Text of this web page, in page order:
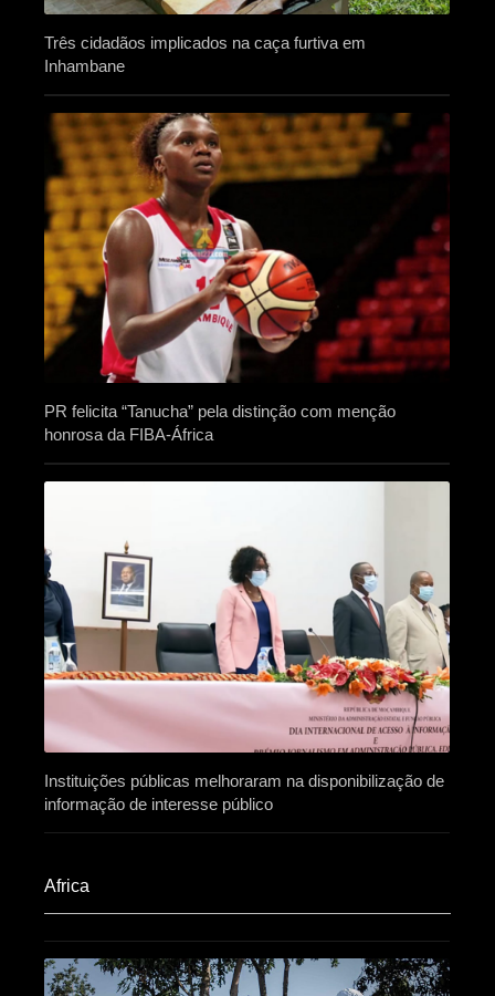
Três cidadãos implicados na caça furtiva em
Inhambane
PR felicita “Tanucha” pela distinção com menção
honrosa da FIBA-África
Instituições públicas melhoraram na disponibilização de
informação de interesse público
Africa​